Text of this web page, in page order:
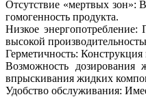
Отсутствие «мертвых зон»:
гомогенность продукта.
Низкое энергопотребление:
высокой
Герметичность:
Возможность
впрыскивания жидких
Удобство обслуживания: